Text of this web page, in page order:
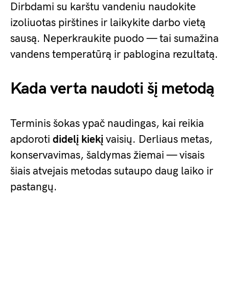
Dirbdami su karštu vandeniu naudokite
izoliuotas pirštines ir laikykite darbo vietą
sausą. Neperkraukite puodo — tai sumažina
vandens temperatūrą ir pablogina rezultatą.
Kada verta naudoti šį metodą
Terminis šokas ypač naudingas, kai reikia
apdoroti didelį kiekį vaisių. Derliaus metas,
konservavimas, šaldymas žiemai — visais
šiais atvejais metodas sutaupo daug laiko ir
pastangų.